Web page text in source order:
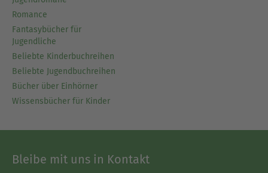
Romance
Fantasybücher für
Jugendliche
Beliebte Kinderbuchreihen
Beliebte Jugendbuchreihen
Bücher über Einhörner
Wissensbücher für Kinder
Bleibe mit uns in Kontakt